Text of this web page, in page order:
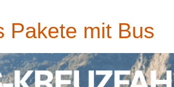
Pakete mit Bus